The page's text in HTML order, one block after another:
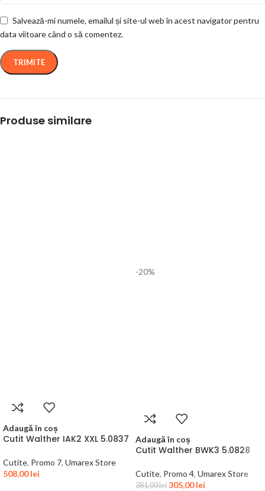
Salvează-mi numele, emailul și site-ul web în acest navigator pentru
data viitoare când o să comentez.
Produse similare
Adaugă în coș
Cutit Walther IAK2 XXL 5.0837
Cutite, Promo 7, Umarex Store
508,00lei
-20%
Adaugă în coș
Cutit Walther BWK3 5.0828
Cutite, Promo 4, Umarex Store
381,00lei 305,00lei